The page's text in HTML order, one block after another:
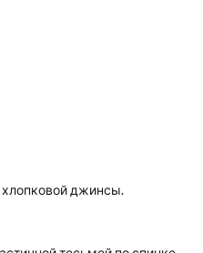
хлопковой джинсы.